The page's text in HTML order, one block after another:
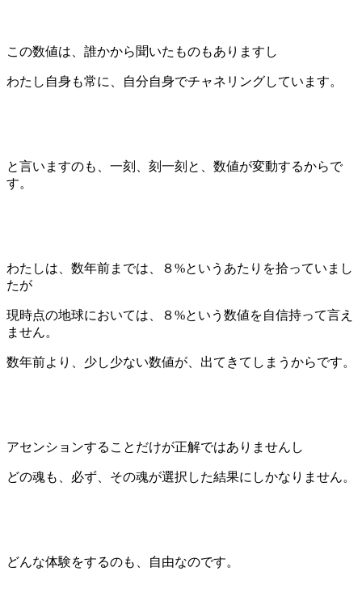
この数値は、誰かから聞いたものもありますし
わたし自身も常に、自分自身でチャネリングしています。
と言いますのも、一刻、刻一刻と、数値が変動するからで
す。
わたしは、数年前までは、８%というあたりを拾っていまし
たが
現時点の地球においては、８%という数値を自信持って言え
ません。
数年前より、少し少ない数値が、出てきてしまうからです。
アセンションすることだけが正解ではありませんし
どの魂も、必ず、その魂が選択した結果にしかなりません。
どんな体験をするのも、自由なのです。